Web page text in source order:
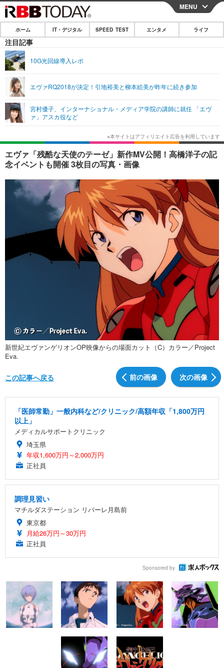
CLOSE
ホーム
IT・デジタル
ショッピング その他
SPEED TEST
エンタメ
エンタメTOP
韓国・芸能
音楽 スポーツ
ショッピング その他
ライフ
ライフTOP グルメ
ペット ショッピング
その他
リリース一覧
プッシュ通知の停止方法
MENU
ホーム IT・デジタル SPEED TEST エンタメ ライフ
注目記事
10G光回線導入レポ
エヴァRQ2018が決定！引地裕美と柳本絵美が昨年に続き参加
宮村優子、インターナショナル・メディア学院の講師に就任 「エヴ
ァ」アスカ役など
エヴァ「残酷な天使のテーゼ」新作MV公開！高橋洋子の記
念イベントも開催 3枚目の写真・画像
新世紀エヴァンゲリオンOP映像からの場面カット（C）カラー／Project
Eva.
前の画像 次の画像
この記事へ戻る
「医師常勤」一般内科など/クリニック/高額年収「1,800万円
以上」
メディカルサポートクリニック
埼玉県
年収1,600万円～2,000万円
正社員
調理見習い
マチルダステーション リバーレ月島前
東京都
月給26万円～30万円
正社員
Sponsored by